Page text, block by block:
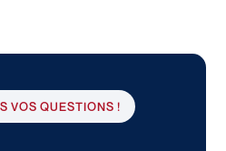
VOS QUESTIONS !